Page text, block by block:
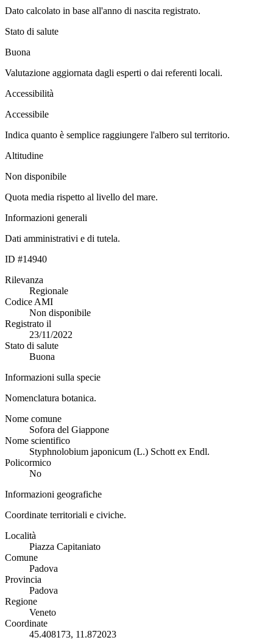
Dato calcolato in base all'anno di nascita registrato.
Stato di salute
Buona
Valutazione aggiornata dagli esperti o dai referenti locali.
Accessibilità
Accessibile
Indica quanto è semplice raggiungere l'albero sul territorio.
Altitudine
Non disponibile
Quota media rispetto al livello del mare.
Informazioni generali
Dati amministrativi e di tutela.
ID #14940
Rilevanza
Regionale
Codice AMI
Non disponibile
Registrato il
23/11/2022
Stato di salute
Buona
Informazioni sulla specie
Nomenclatura botanica.
Nome comune
Sofora del Giappone
Nome scientifico
Styphnolobium japonicum (L.) Schott ex Endl.
Policormico
No
Informazioni geografiche
Coordinate territoriali e civiche.
Località
Piazza Capitaniato
Comune
Padova
Provincia
Padova
Regione
Veneto
Coordinate
45.408173, 11.872023